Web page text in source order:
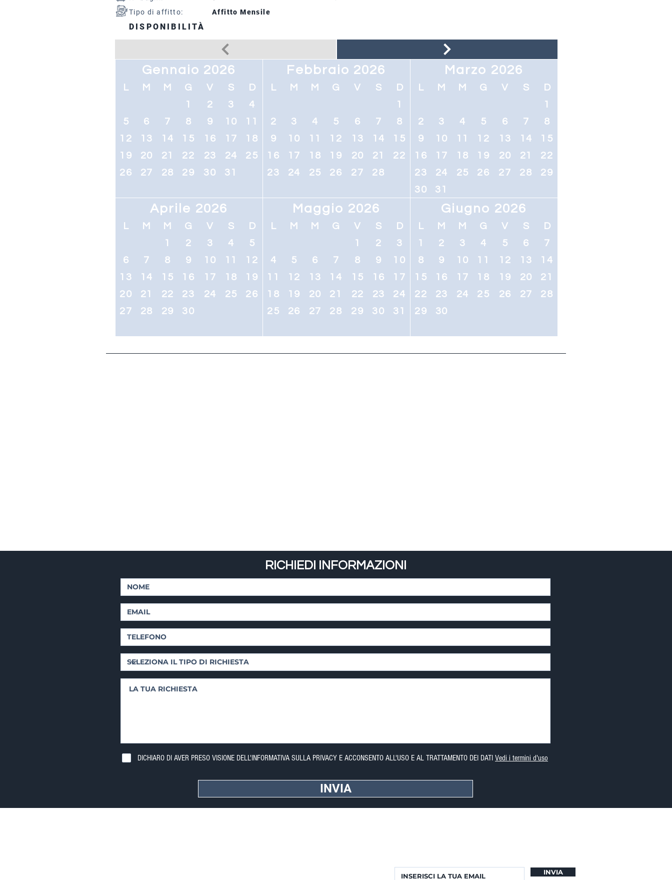
Tipo di affitto:
Affitto Mensile
DISPONIBILITÀ
Gennaio 2026
L M M G V S
D
1
2 3
4
5
6 7 8 9 10
11
12
13 14 15 16 17
18
19
20 21 22 23 24
25
26
27 28 29 30 31
Aprile 2026
L M M G V S
D
1
2 3 4
5
6
7 8 9 10 11
12
13
14 15 16 17 18
19
20
21 22 23 24 25
26
27
28 29 30
Febbraio 2026
L M M G V S
D
1
2
3 4 5 6 7
8
9
10 11 12 13 14
15
16
17 18 19 20 21
22
23
24 25 26 27 28
Maggio 2026
L M M G V S
D
1
2
3
4
5 6 7 8 9
10
11
12 13 14 15 16
17
18
19 20 21 22 23
24
25
26 27 28 29 30 31
Marzo 2026
L M M G V S
D
1
2
3 4 5 6 7
8
9
10 11 12 13 14
15
16
17 18 19 20 21
22
23
24 25 26 27 28
29
30
31
Giugno 2026
L M M G V S
D
1
2 3 4 5 6
7
8
9 10 11 12 13
14
15
16 17 18 19 20
21
22
23 24 25 26 27
28
29
30
RICHIEDI INFORMAZIONI
DICHIARO DI AVER PRESO VISIONE DELL'INFORMATIVA SULLA PRIVACY E ACCONSENTO ALL'USO E AL TRATTAMENTO DEI DATI Vedi i termini d'uso
INVIA
INVIA